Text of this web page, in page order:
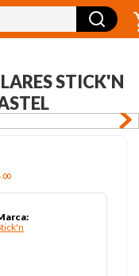
STICK'N
.00
: